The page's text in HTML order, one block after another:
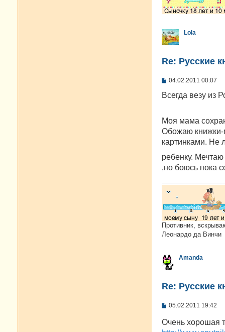
Lola
Re: Русские
С
о
н
и
е
04.02.2011 00:07
Всегда везу из
Моя мама
Обожаю книжки-
картинками. Не
ребенку.
,но боюсь пока
Противник,
Леонардо да Винчи
Amanda
Re: Русские
С
о
б
05.02.2011 19:42
Очень хорошая